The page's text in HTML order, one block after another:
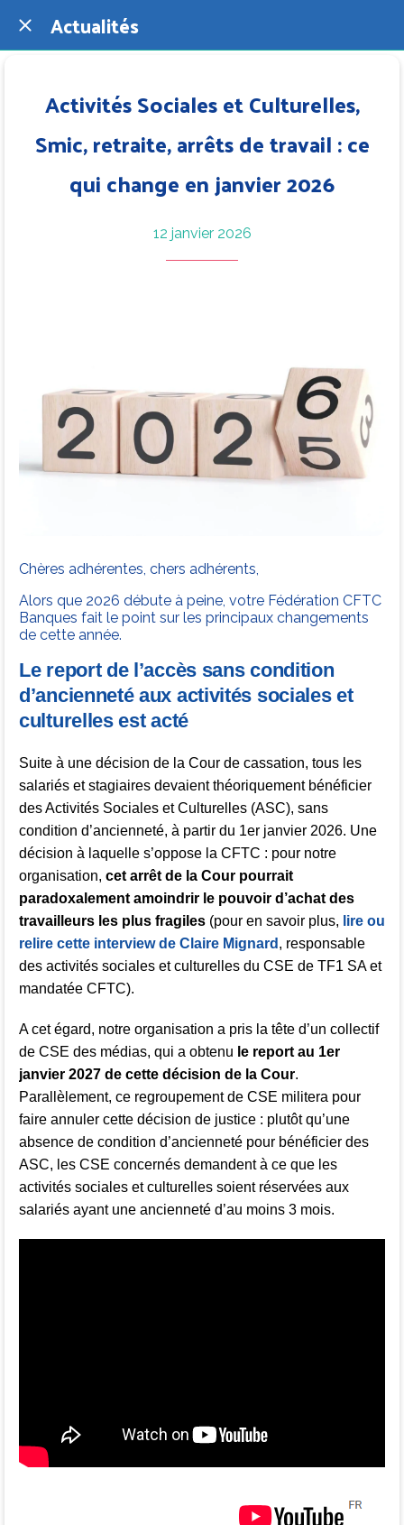
Actualités
Activités Sociales et Culturelles,
Smic, retraite, arrêts de travail : ce
qui change en janvier 2026
12 janvier 2026
Chères adhérentes, chers adhérents,
Alors que 2026 débute à peine, votre Fédération CFTC
Banques fait le point sur les principaux changements
de cette année.
Le report de l’accès sans condition
d’ancienneté aux activités sociales et
culturelles est acté
Suite à une décision de la Cour de cassation, tous les
salariés et stagiaires devaient théoriquement bénéficier
des Activités Sociales et Culturelles (ASC), sans
condition d’ancienneté, à partir du 1er janvier 2026. Une
décision à laquelle s’oppose la CFTC : pour notre
organisation, cet arrêt de la Cour pourrait
paradoxalement amoindrir le pouvoir d’achat des
travailleurs les plus fragiles (pour en savoir plus, lire ou
relire cette interview de Claire Mignard , responsable
des activités sociales et culturelles du CSE de TF1 SA et
mandatée CFTC).
A cet égard, notre organisation a pris la tête d’un collectif
de CSE des médias, qui a obtenu le report au 1er
janvier 2027 de cette décision de la Cour.
Parallèlement, ce regroupement de CSE militera pour
faire annuler cette décision de justice : plutôt qu’une
absence de condition d’ancienneté pour bénéficier des
ASC, les CSE concernés demandent à ce que les
activités sociales et culturelles soient réservées aux
salariés ayant une ancienneté d’au moins 3 mois.